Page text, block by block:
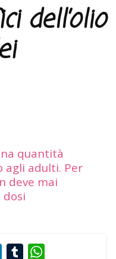
dell’olio
quantità
agli adulti. Per
deve mai
dosi
LinkedInTumblr